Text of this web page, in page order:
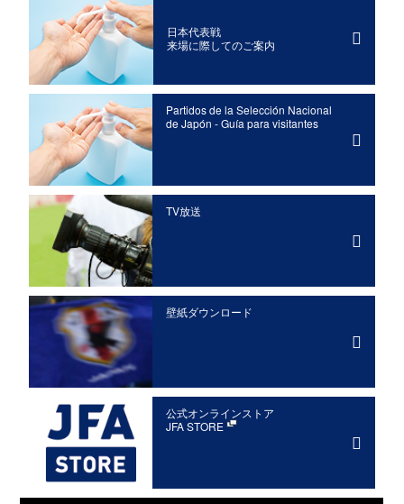
日本代表戦
来場に際してのご案内
Partidos de la Selección Nacional
de Japón - Guía para visitantes
TV放送
壁紙ダウンロード
公式オンラインストア
JFA STORE